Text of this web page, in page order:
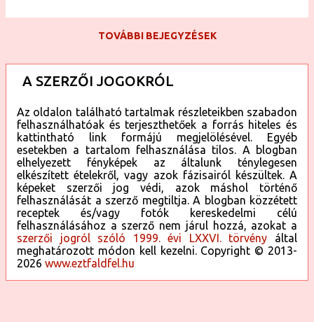
TOVÁBBI BEJEGYZÉSEK
A SZERZŐI JOGOKRÓL
Az oldalon található tartalmak részleteikben szabadon
felhasználhatóak és terjeszthetőek a forrás hiteles és
kattintható link formájú megjelölésével. Egyéb
esetekben a tartalom felhasználása tilos. A blogban
elhelyezett fényképek az általunk ténylegesen
elkészített ételekről, vagy azok fázisairól készültek. A
képeket szerzői jog védi, azok máshol történő
felhasználását a szerző megtiltja. A blogban közzétett
receptek és/vagy fotók kereskedelmi célú
felhasználásához a szerző nem járul hozzá, azokat a
szerzői jogról szóló 1999. évi LXXVI. törvény által
meghatározott módon kell kezelni. Copyright © 2013-
2026 www.eztfaldfel.hu